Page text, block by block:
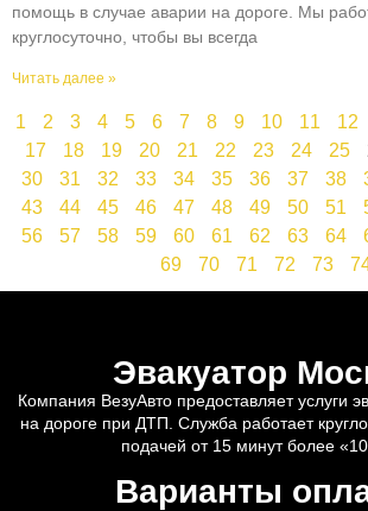
помощь в случае аварии на дороге. Мы
круглосуточно, чтобы вы всегда
Читать далее »
1 2 3 4 5 6 7 8 9 10 11 12
17
18 19 20 21 22 23 24 25
30
31 32 33 34 35 36 37 38
43
44 45 46 47 48 49 50 51
56
57 58 59 60 61 62 63 64
69
70 71 72 73
Эвакуатор
Компания ВезуАвто предоставляет услуги
на дороге при ДТП. Служба работает
подачей от 15 минут более
Варианты